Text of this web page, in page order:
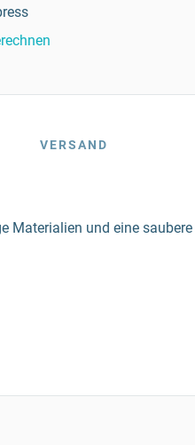
VERSAND
und eine